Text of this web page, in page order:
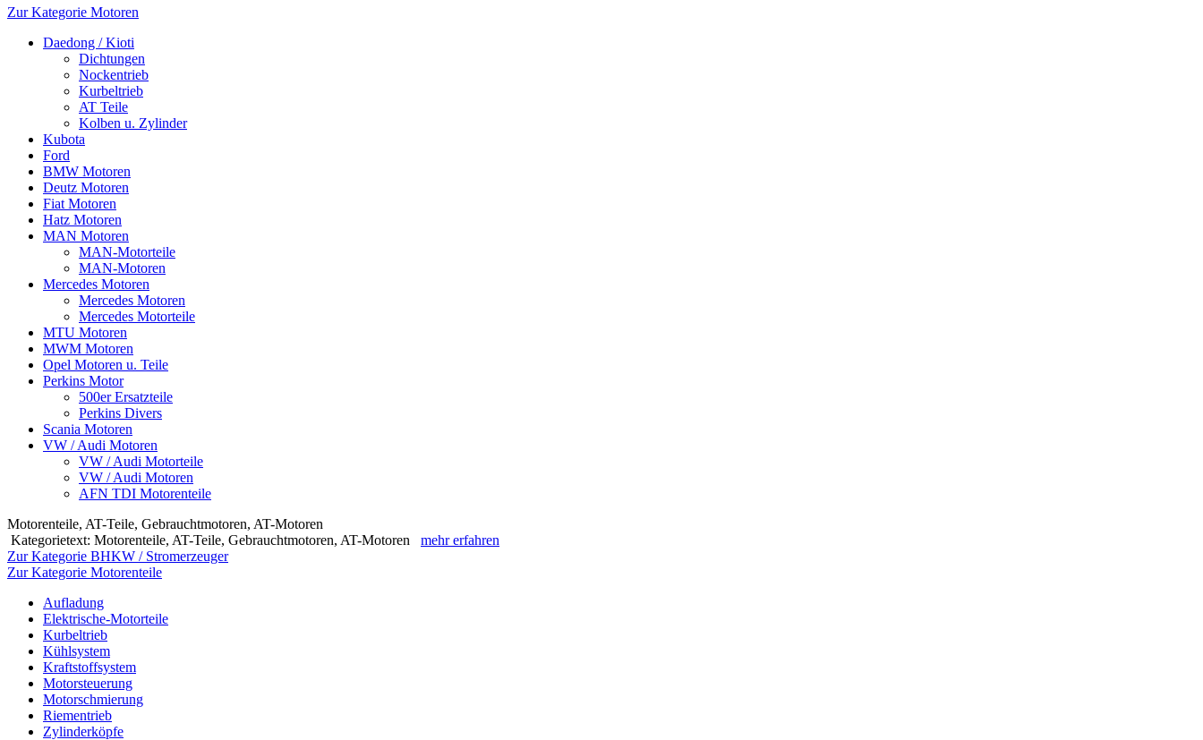
Zur Kategorie Motoren
Daedong / Kioti
Dichtungen
Nockentrieb
Kurbeltrieb
AT Teile
Kolben u. Zylinder
Kubota
Ford
BMW Motoren
Deutz Motoren
Fiat Motoren
Hatz Motoren
MAN Motoren
MAN-Motorteile
MAN-Motoren
Mercedes Motoren
Mercedes Motoren
Mercedes Motorteile
MTU Motoren
MWM Motoren
Opel Motoren u. Teile
Perkins Motor
500er Ersatzteile
Perkins Divers
Scania Motoren
VW / Audi Motoren
VW / Audi Motorteile
VW / Audi Motoren
AFN TDI Motorenteile
Motorenteile, AT-Teile, Gebrauchtmotoren, AT-Motoren
Kategorietext: Motorenteile, AT-Teile, Gebrauchtmotoren, AT-Motoren mehr erfahren
Zur Kategorie BHKW / Stromerzeuger
Zur Kategorie Motorenteile
Aufladung
Elektrische-Motorteile
Kurbeltrieb
Kühlsystem
Kraftstoffsystem
Motorsteuerung
Motorschmierung
Riementrieb
Zylinderköpfe